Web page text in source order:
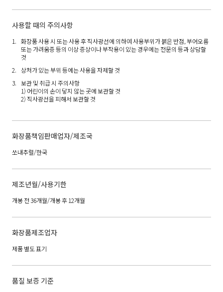
사용할 때의 주의사항
화장품 사용 시 또는 사용 후 직사광선에 의하여 사용부위가 붉은 반점, 부어오름
또는 가려움증 등의 이상 증상이나 부작용이 있는 경우에는 전문의 등과 상담할
것
상처가 있는 부위 등에는 사용을 자제할 것
보관 및 취급 시 주의사항
1) 어린이의 손이 닿지 않는 곳에 보관할 것
2) 직사광선을 피해서 보관할 것
화장품책임판매업자/제조국
쏘내추럴/한국
제조년월/사용기한
개봉 전 36개월/개봉 후 12개월
화장품제조업자
제품 별도 표기
품질 보증 기준